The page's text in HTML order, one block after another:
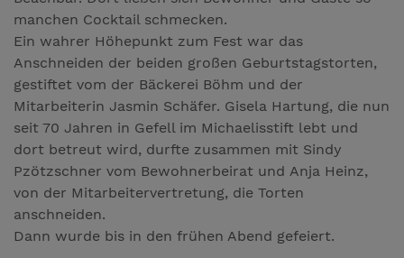
manchen Cocktail schmecken.
Ein wahrer Höhepunkt zum Fest war das
Anschneiden der beiden großen Geburtstagstorten,
gestiftet vom der Bäckerei Böhm und der
Mitarbeiterin Jasmin Schäfer. Gisela Hartung, die nun
seit 70 Jahren in Gefell im Michaelisstift lebt und
dort betreut wird, durfte zusammen mit Sindy
Pzötzschner vom Bewohnerbeirat und Anja Heinz,
von der Mitarbeitervertretung, die Torten
anschneiden.
Dann wurde bis in den frühen Abend gefeiert.